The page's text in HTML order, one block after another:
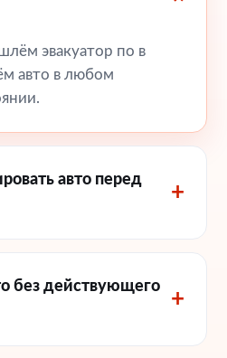
эвакуатор по в
авто в любом
авто перед
без действующего